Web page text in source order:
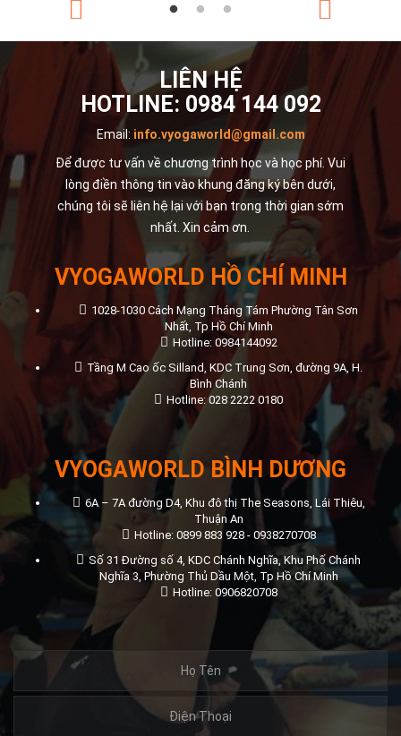
LIÊN HỆ
HOTLINE: 0984 144 092
Email: info.vyogaworld@gmail.com
Để được tư vấn về chương trình học và học phí. Vui
lòng điền thông tin vào khung đăng ký bên dưới,
chúng tôi sẽ liên hệ lại với bạn trong thời gian sớm
nhất. Xin cảm ơn.
VYOGAWORLD HỒ CHÍ MINH
1028-1030 Cách Mạng Tháng Tám Phường Tân Sơn
Nhất, Tp Hồ Chí Minh
Hotline: 0984144092
Tầng M Cao ốc Silland, KDC Trung Sơn, đường 9A, H.
Bình Chánh
Hotline: 028 2222 0180
VYOGAWORLD BÌNH DƯƠNG
6A – 7A đường D4, Khu đô thị The Seasons, Lái Thiêu,
Thuận An
Hotline: 0899 883 928 - 0938270708
Số 31 Đường số 4, KDC Chánh Nghĩa, Khu Phố Chánh
Nghĩa 3, Phường Thủ Dầu Một, Tp Hồ Chí Minh
Hotline: 0906820708